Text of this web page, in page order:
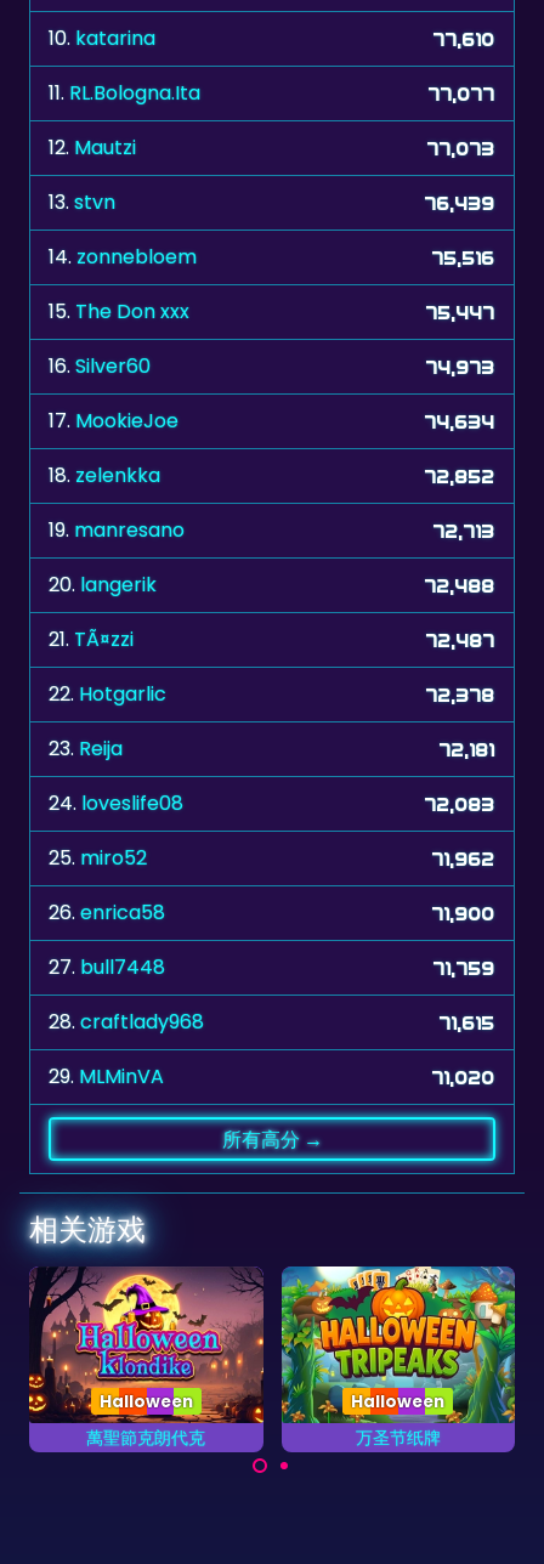
10. katarina 77,610
11. RL.Bologna.Ita 77,077
12. Mautzi 77,073
13.stvn 76,439
14.zonnebloem 75,516
15. The Don xxx 75,447
16.Silver60 74,973
17. MookieJoe 74,634
18.zelenkka 72,852
19. manresano 72,713
20. langerik 72,488
21. TÃ¤zzi 72,487
22. Hotgarlic 72,378
23. Reija 72,181
24. loveslife08 72,083
25. miro52 71,962
26.enrica58 71,900
27. bull7448 71,759
28.craftlady968 71,615
29. MLMinVA 71,020
所有高分 →
相关游戏
万圣节纸牌
Halloween
埃及金字塔扑克